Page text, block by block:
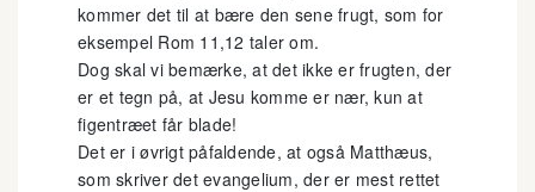
kommer det til at bære den sene frugt, som for
eksempel Rom 11,12 taler om.
Dog skal vi bemærke, at det ikke er frugten, der
er et tegn på, at Jesu komme er nær, kun at
figentræet får blade!
Det er i øvrigt påfaldende, at også Matthæus,
som skriver det evangelium, der er mest rettet